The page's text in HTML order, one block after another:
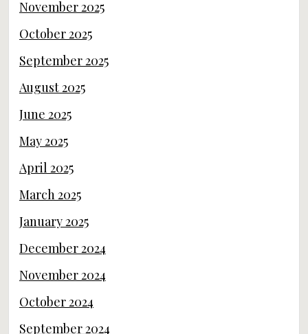
November 2025
October 2025
September 2025
August 2025
June 2025
May 2025
April 2025
March 2025
January 2025
December 2024
November 2024
October 2024
September 2024